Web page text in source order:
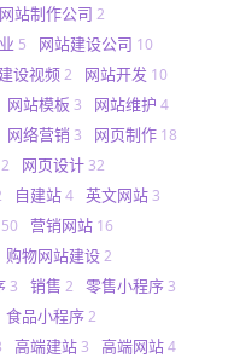
网站制作公司 2
5 网站建设公司 10
设视频2 网站开发 10
网站模板 3 网站维护 4
网络营销 3 网页制作 18
2 网页设计 32
自建站4 英文网站 3
50 营销网站 16
购物网站建设2
3 销售 2 零售小程序 3
食品小程序2
高端建站 3 高端网站4